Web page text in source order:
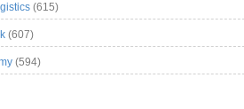
(615)
(607)
(594)